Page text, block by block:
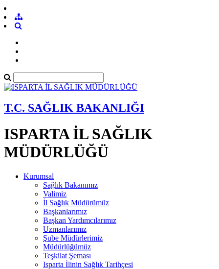
T.C. SAĞLIK BAKANLIĞI
ISPARTA İL SAĞLIK
MÜDÜRLÜĞÜ
Kurumsal
Sağlık Bakanımız
Valimiz
İl Sağlık Müdürümüz
Başkanlarımız
Başkan Yardımcılarımız
Uzmanlarımız
Şube Müdürlerimiz
Müdürlüğümüz
Teşkilat Şeması
Isparta İlinin Sağlık Tarihçesi